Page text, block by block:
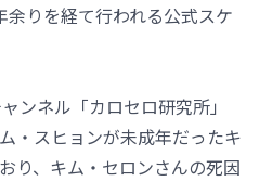
りを経て行われる公式スケ
ンネル「カロセロ研究所」
・スヒョンが未成年だったキ
り、キム・セロンさんの死因